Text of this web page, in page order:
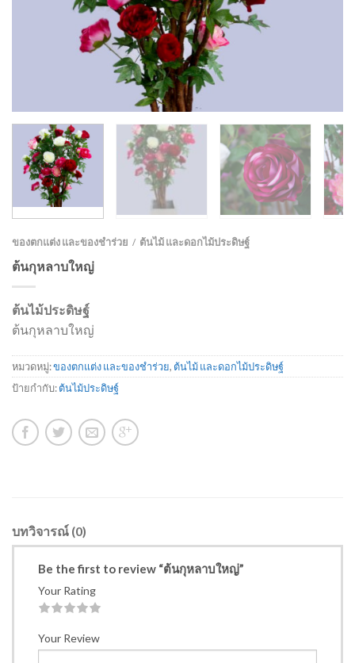
ของตกแต่ง และของชำร่วย / ต้นไม้ และดอกไม้ประดิษฐ์
ต้นกุหลาบใหญ่
ต้นไม้ประดิษฐ์
ต้นกุหลาบใหญ่
หมวดหมู่:ของตกแต่ง และของชำร่วย, ต้นไม้ และดอกไม้ประดิษฐ์
ป้ายกำกับ:ต้นไม้ประดิษฐ์
บทวิจารณ์ (0)
Be the first to review “ต้นกุหลาบใหญ่”
Your Rating
Your Review